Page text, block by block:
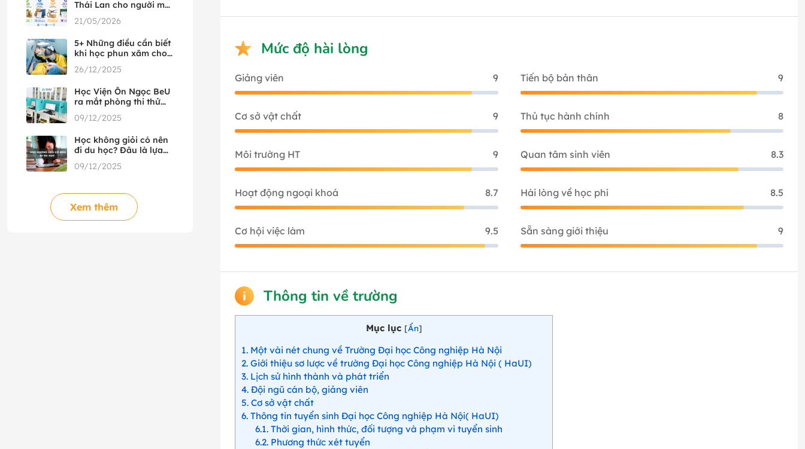
Thái Lan cho người mới
21/05/2026
5+ Những điều cần biết
khi học phun xăm cho
26/12/2025
Học Viện Ôn Ngọc BeU
ra mắt phòng thi thử
Nam, hợp tác cùng
09/12/2025
Học không giỏi có nên
đi du học? Đâu là lựa
09/12/2025
Xem thêm
Mức độ hài lòng
Giảng viên 9 Tiến bộ bản thân 9
Cơ sở vật chất 9 Thủ tục hành chính 8
Môi trường HT 9 Quan tâm sinh viên 8.3
Hoạt động ngoại khoá 8.7 Hài lòng về học phí 8.5
Cơ hội việc làm 9.5 Sẵn sàng giới thiệu 9
Thông tin về trường
Mục lục [Ẩn]
1 Một vài nét chung về Trường Đại học Công nghiệp Hà Nội
2 Giới thiệu sơ lược về trường Đại học Công nghiệp Hà Nội ( HaUI)
3 Lịch sử hình thành và phát triển
4 Đội ngũ cán bộ, giảng viên
5 Cơ sở vật chất
6 Thông tin tuyển sinh Đại học Công nghiệp Hà Nội( HaUI)
6.1 Thời gian, hình thức, đối tượng và phạm vi tuyển sinh
6.2 Phương thức xét tuyển